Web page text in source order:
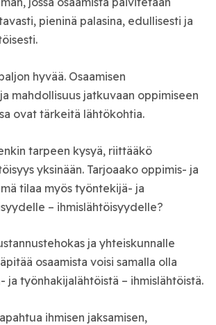
pieninä palasina, edullisesti ja
hyvää. Osaamisen
mahdollisuus jatkuvaan oppimiseen
ovat tärkeitä lähtökohtia.
tarpeen kysyä, riittääkö
yksinään. Tarjoaako oppimis- ja
tilaa myös työntekijä- ja
– ihmislähtöisyydelle?
ja yhteiskunnalle
osaamista voisi samalla olla
ja työnhakijalähtöistä – ihmislähtöistä.
ihmisen jaksamisen,